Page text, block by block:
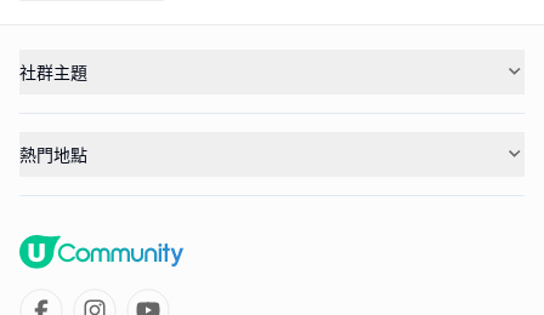
社群主題
熱門地點